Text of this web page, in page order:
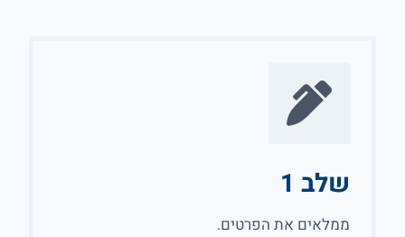
שלב 1
ממלאים את הפרטים.